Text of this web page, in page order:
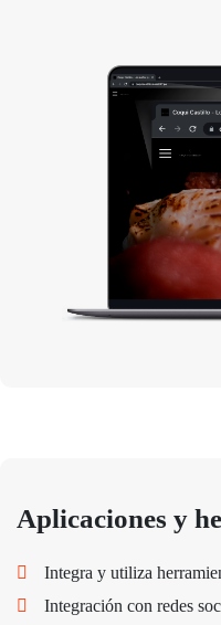
Aplicaciones y
Integra y utiliza
Integración con redes